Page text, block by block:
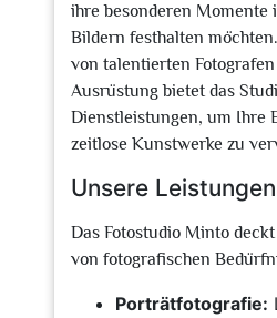
ihre besonderen Momente
Bildern festhalten
von talentierten
Ausrüstung bietet das
Dienstleistungen, um Ihre
zeitlose Kunstwerke zu
Unsere Leistungen
Das Fotostudio Minto
von fotografischen
Porträtfotografie: